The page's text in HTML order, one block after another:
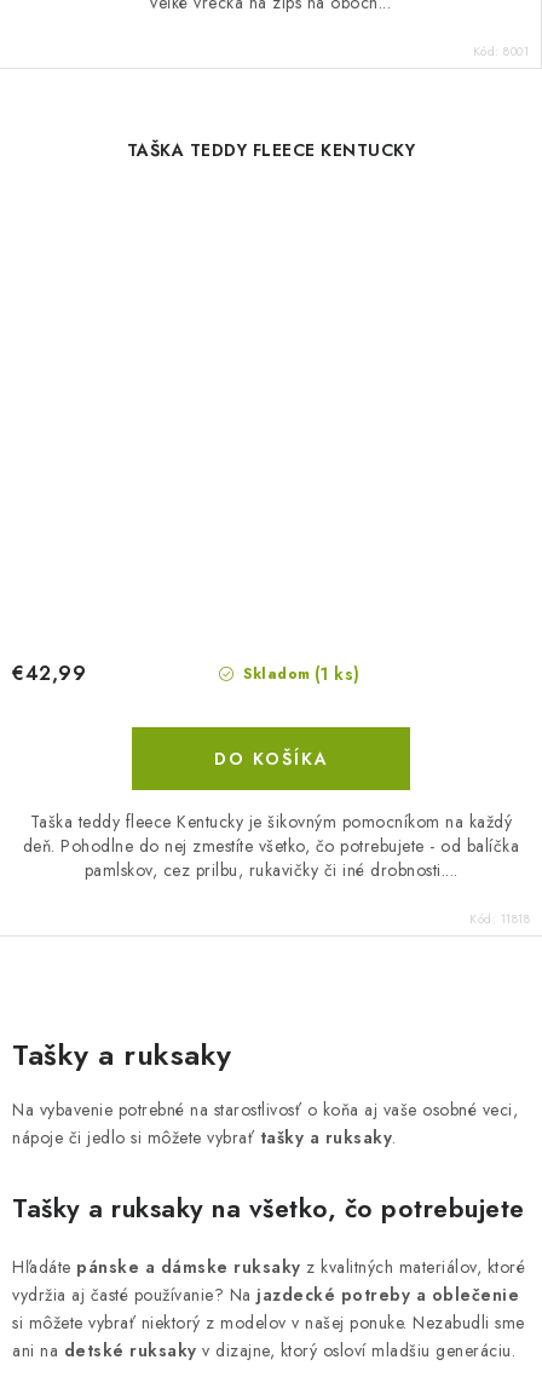
Kód: 8001
TAŠKA TEDDY FLEECE KENTUCKY
Skladom (1 ks)
€42,99
DO KOŠÍKA
Taška teddy fleece Kentucky je šikovným pomocníkom na každý
deň. Pohodlne do nej zmestíte všetko, čo potrebujete - od balíčka
pamlskov, cez prilbu, rukavičky či iné drobnosti....
Kód: 11818
v
á
d
c
e
p
r
v
Tašky a ruksaky
Na vybavenie potrebné na starostlivosť o koňa aj vaše osobné veci,
nápoje či jedlo si môžete vybrať tašky a ruksaky.
Tašky a ruksaky na všetko, čo potrebujete
Hľadáte pánske a dámske ruksaky z kvalitných materiálov, ktoré
vydržia aj časté používanie? Na jazdecké potreby a oblečenie
si môžete vybrať niektorý z modelov v našej ponuke. Nezabudli sme
ani na detské ruksaky v dizajne, ktorý osloví mladšiu generáciu.